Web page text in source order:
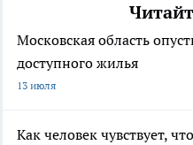
Московская область
доступного жилья
13 июля
Как человек чувствует,